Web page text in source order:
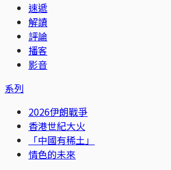
速遞
解讀
評論
播客
影音
系列
2026伊朗戰爭
香港世紀大火
「中國有稀土」
情色的未來